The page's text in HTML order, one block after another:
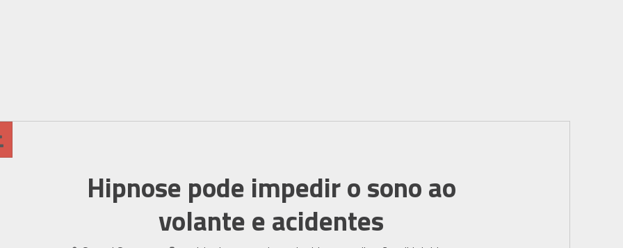
Hipnose pode impedir o sono ao
volante e acidentes